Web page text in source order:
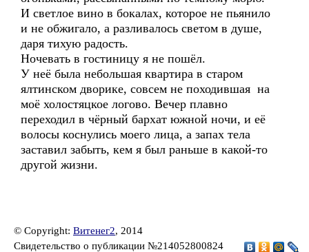
И светлое вино в бокалах, которое не пьянило
и не обжигало, а разливалось светом в душе,
даря тихую радость.
Ночевать в гостиницу я не пошёл.
У неё была небольшая квартира в старом
ялтинском дворике, совсем не походившая на
моё холостяцкое логово. Вечер плавно
переходил в чёрный бархат южной ночи, и её
волосы коснулись моего лица, а запах тела
заставил забыть, кем я был раньше в какой-то
другой жизни.
© Copyright: Витенег2, 2014
Свидетельство о публикации №214052800824